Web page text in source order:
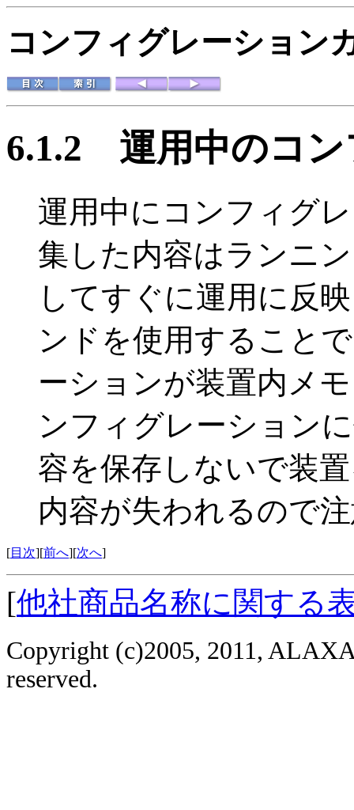
コンフィグレーション
6.1.2 運用中のコ
運用中にコンフィグ
集した内容はランニ
してすぐに運用に反
ンドを使用すること
ーションが装置内メ
ンフィグレーション
容を保存しないで装
内容が失われるので
[目次][前へ][次へ]
[他社商品名称に関する
Copyright (c)2005, 2011,
reserved.